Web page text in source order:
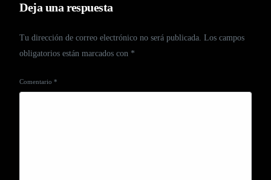
Deja una respuesta
Tu dirección de correo electrónico no será publicada. Los campos
obligatorios están marcados con *
Comentario*